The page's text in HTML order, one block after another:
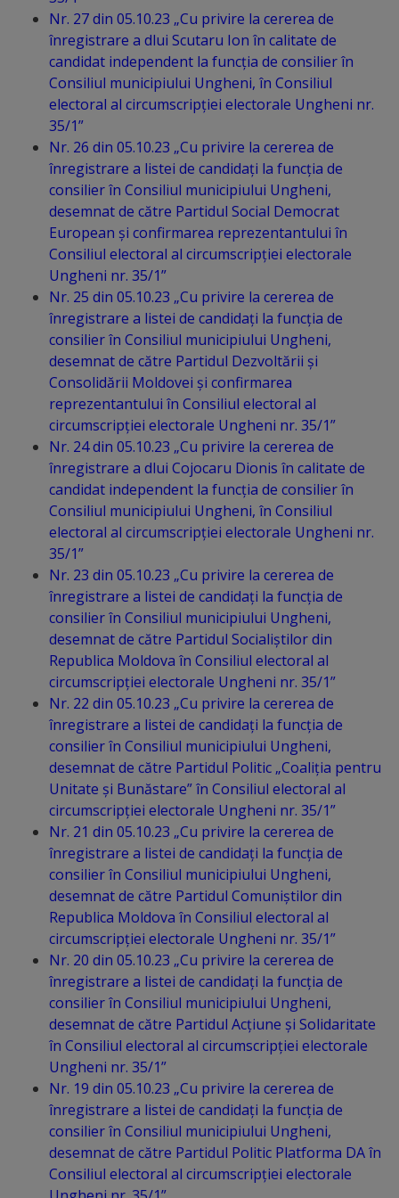
Comisii
de
specialitate
Regulamentul
Consiliului
Calitate
integritate
Servicii
Plăți
și
tarife
Înscrierea
copiilor
în
grădiniță/Plăți
Înterprinderi
municipale
Comgaz-
Plus
Modele
de
cerere
Arhitectură
și
urbanism
Transparență
decizională
Proiecte
de
decizii
Decizii
Nr. 27 din 05.10.23 „Cu privire la cererea de
înregistrare a dlui Scutaru Ion în calitate de
candidat independent la funcția de consilier în
Consiliul municipiului Ungheni, în Consiliul
electoral al circumscripției electorale Ungheni nr.
35/1”
Nr. 26 din 05.10.23 „Cu privire la cererea de
înregistrare a listei de candidați la funcția de
consilier în Consiliul municipiului Ungheni,
desemnat de către Partidul Social Democrat
European și confirmarea reprezentantului în
Consiliul electoral al circumscripției electorale
Ungheni nr. 35/1”
Nr. 25 din 05.10.23 „Cu privire la cererea de
înregistrare a listei de candidați la funcția de
consilier în Consiliul municipiului Ungheni,
desemnat de către Partidul Dezvoltării și
Consolidării Moldovei și confirmarea
reprezentantului în Consiliul electoral al
circumscripției electorale Ungheni nr. 35/1”
Nr. 24 din 05.10.23 „Cu privire la cererea de
înregistrare a dlui Cojocaru Dionis în calitate de
candidat independent la funcția de consilier în
Consiliul municipiului Ungheni, în Consiliul
electoral al circumscripției electorale Ungheni nr.
35/1”
Nr. 23 din 05.10.23 „Cu privire la cererea de
înregistrare a listei de candidați la funcția de
consilier în Consiliul municipiului Ungheni,
desemnat de către Partidul Socialiștilor din
Republica Moldova în Consiliul electoral al
circumscripției electorale Ungheni nr. 35/1”
Nr. 22 din 05.10.23 „Cu privire la cererea de
înregistrare a listei de candidați la funcția de
consilier în Consiliul municipiului Ungheni,
desemnat de către Partidul Politic „Coaliția pentru
Unitate și Bunăstare” în Consiliul electoral al
circumscripției electorale Ungheni nr. 35/1”
Nr. 21 din 05.10.23 „Cu privire la cererea de
înregistrare a listei de candidați la funcția de
consilier în Consiliul municipiului Ungheni,
desemnat de către Partidul Comuniștilor din
Republica Moldova în Consiliul electoral al
circumscripției electorale Ungheni nr. 35/1”
Nr. 20 din 05.10.23 „Cu privire la cererea de
înregistrare a listei de candidați la funcția de
consilier în Consiliul municipiului Ungheni,
desemnat de către Partidul Acțiune și Solidaritate
în Consiliul electoral al circumscripției electorale
Ungheni nr. 35/1”
Nr. 19 din 05.10.23 „Cu privire la cererea de
înregistrare a listei de candidați la funcția de
consilier în Consiliul municipiului Ungheni,
desemnat de către Partidul Politic Platforma DA în
Consiliul electoral al circumscripției electorale